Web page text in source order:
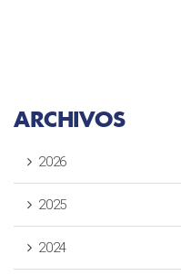
ARCHIVOS
2026
2025
2024